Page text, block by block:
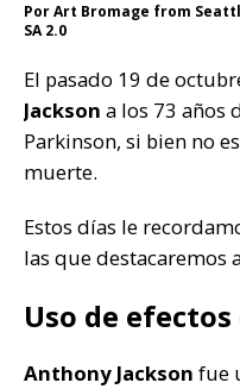
Por Art Bromage from
SA 2.0
El pasado 19 de
Jackson a los 73 años
Parkinson, si bien no
muerte.
Estos días le
las que destacaremos
Uso de
Anthony Jackson fue